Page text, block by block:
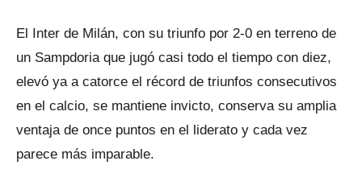
El Inter de Milán, con su triunfo por 2-0 en terreno de
un Sampdoria que jugó casi todo el tiempo con diez,
elevó ya a catorce el récord de triunfos consecutivos
en el calcio, se mantiene invicto, conserva su amplia
ventaja de once puntos en el liderato y cada vez
parece más imparable.